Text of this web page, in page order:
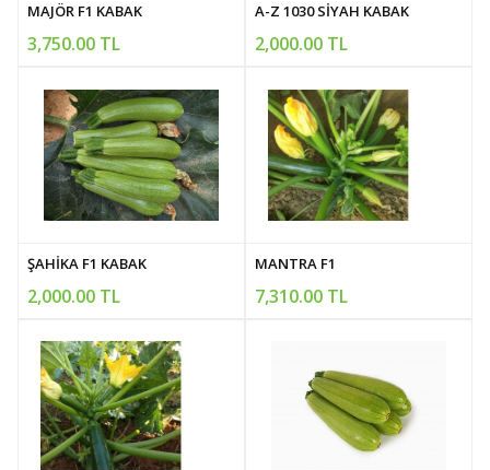
MAJÖR F1 KABAK
3,750.00 TL
A-Z 1030 SİYAH KABAK
2,000.00 TL
ŞAHİKA F1 KABAK
2,000.00 TL
MANTRA F1
7,310.00 TL